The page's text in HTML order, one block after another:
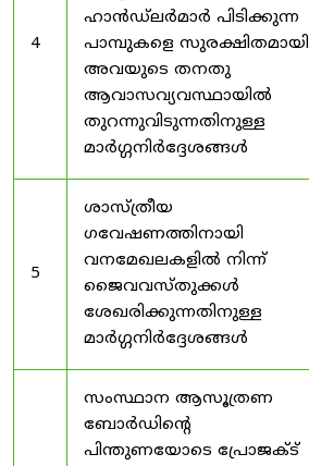
4
ഹാൻഡ്‌ലർമാർ പിടിക്കുന്ന
പാമ്പുകളെ സുരക്ഷിതമായി
അവയുടെ തനതു
ആവാസവ്യവസ്ഥായിൽ
തുറന്നുവിടുന്നതിനുള്ള
മാർഗ്ഗനിർദ്ദേശങ്ങൾ
5
ശാസ്ത്രീയ
ഗവേഷണത്തിനായി
വനമേഖലകളിൽ നിന്ന്
ജൈവവസ്തുക്കൾ
ശേഖരിക്കുന്നതിനുള്ള
മാർഗ്ഗനിർദ്ദേശങ്ങൾ
സംസ്ഥാന ആസൂത്രണ
ബോർഡിൻ്റെ
പിന്തുണയോടെ പ്രോജക്ട്